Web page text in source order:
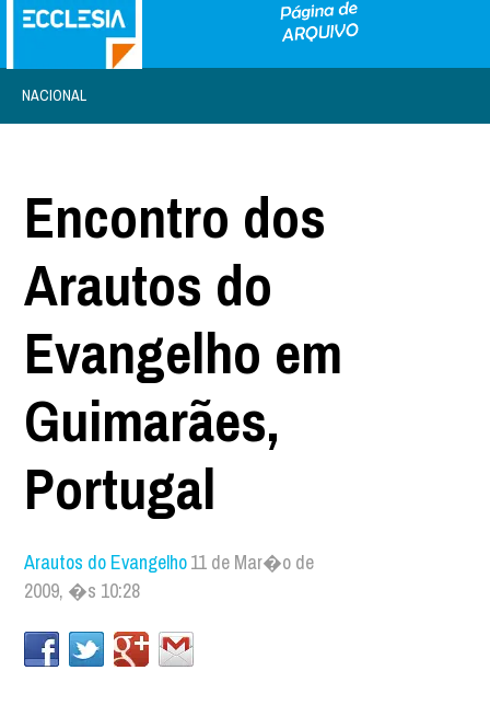
NACIONAL
Encontro dos
Arautos do
Evangelho em
Guimarães,
Portugal
Arautos do Evangelho11 de Mar�o de
2009, �s 10:28